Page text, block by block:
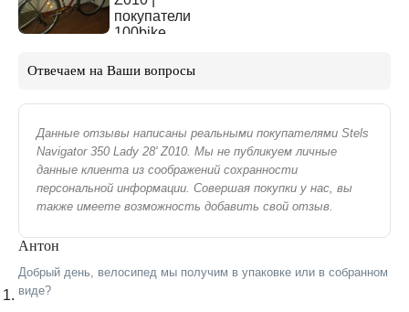
Отвечаем на Ваши вопросы
Данные отзывы написаны реальными покупателями Stels
Navigator 350 Lady 28' Z010. Мы не публикуем личные
данные клиента из соображений сохранности
персональной информации. Совершая покупки у нас, вы
также имеете возможность добавить свой отзыв.
Антон
Добрый день, велосипед мы получим в упаковке или в собранном
виде?